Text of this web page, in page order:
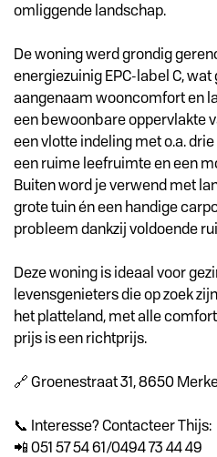
omliggende landschap.
De woning werd grondig
energiezuinig EPC-label C,
aangenaam wooncomfort en
een bewoonbare oppervlakte
een vlotte indeling met o.a.
een ruime leefruimte en een
Buiten word je verwend met
grote tuin én een handige
probleem dankzij voldoende
Deze woning is ideaal voor
levensgenieters die op zoek
het platteland, met alle
prijs is een richtprijs.
🔗 Groenestraat 31, 8650
📞 Interesse? Contacteer Thijs:
📲 051 57 54 61/0494 73 44 49